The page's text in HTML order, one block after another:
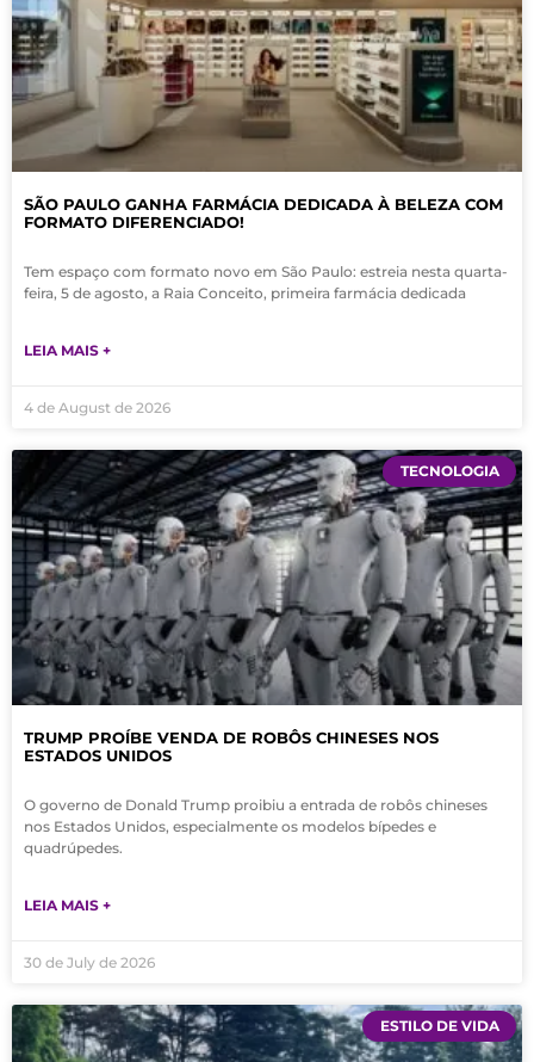
SÃO PAULO GANHA FARMÁCIA DEDICADA À BELEZA COM
FORMATO DIFERENCIADO!
Tem espaço com formato novo em São Paulo: estreia nesta quarta-
feira, 5 de agosto, a Raia Conceito, primeira farmácia dedicada
LEIA MAIS +
4 de August de 2026
TECNOLOGIA
TRUMP PROÍBE VENDA DE ROBÔS CHINESES NOS
ESTADOS UNIDOS
O governo de Donald Trump proibiu a entrada de robôs chineses
nos Estados Unidos, especialmente os modelos bípedes e
quadrúpedes.
LEIA MAIS +
30 de July de 2026
ESTILO DE VIDA